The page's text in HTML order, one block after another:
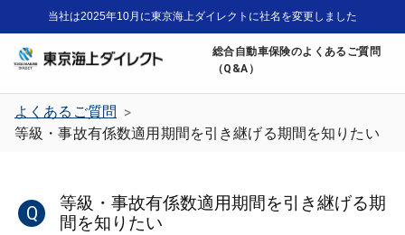
当社は2025年10月に東京海上ダイレクトに社名を変更しました
総合自動車保険のよくあるご質問
（Q&A）
よくあるご質問 >
等級・事故有係数適用期間を引き継げる期間を知りたい
Q
等級・事故有係数適用期間を引き継げる期
間を知りたい